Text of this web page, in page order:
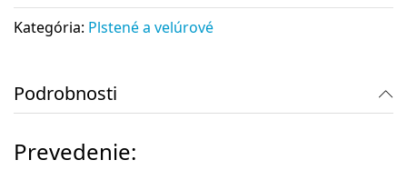
Kategória: Plstené a velúrové
Podrobnosti
Prevedenie: